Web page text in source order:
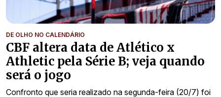
DE OLHO NO CALENDÁRIO
CBF altera data de Atlético x
Athletic pela Série B; veja quando
será o jogo
Confronto que seria realizado na segunda-feira (20/7) foi